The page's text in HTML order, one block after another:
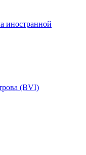
иностранной
(BVI)